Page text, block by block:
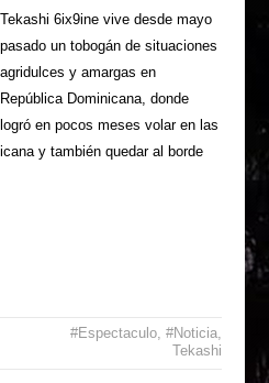
Tekashi 6ix9ine vive desde mayo
pasado un tobogán de situaciones
agridulces y amargas en
República Dominicana, donde
logró en pocos meses volar en las
y también quedar al borde
#Espectaculo ,#Noticia
Tekashi